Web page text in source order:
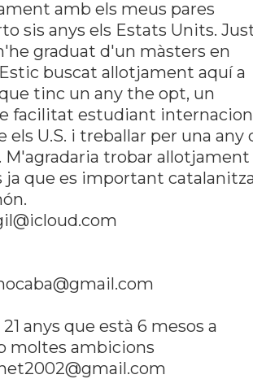
amb els meus pares
sis anys els Estats Units.
graduat d'un màsters en
buscat allotjament aquí­ a
tinc un any the opt, un
facilitat estudiant
els U.S. i treballar per una any
M'agradaria trobar allotjament
ja que es important
anys que està 6 mesos a
moltes ambicions